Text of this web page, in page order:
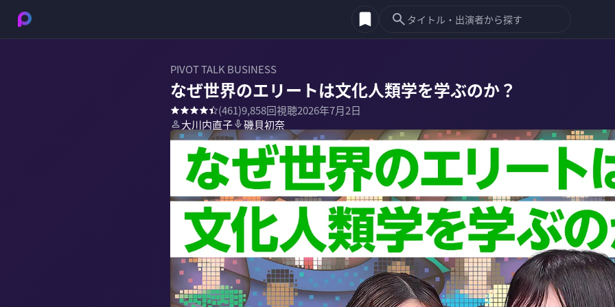
PIVOT TALK BUSINESS
なぜ世界のエリートは文化人類学を学ぶのか？
(461)9,858回視聴2026年7月2日
大川内直子
磯貝初奈